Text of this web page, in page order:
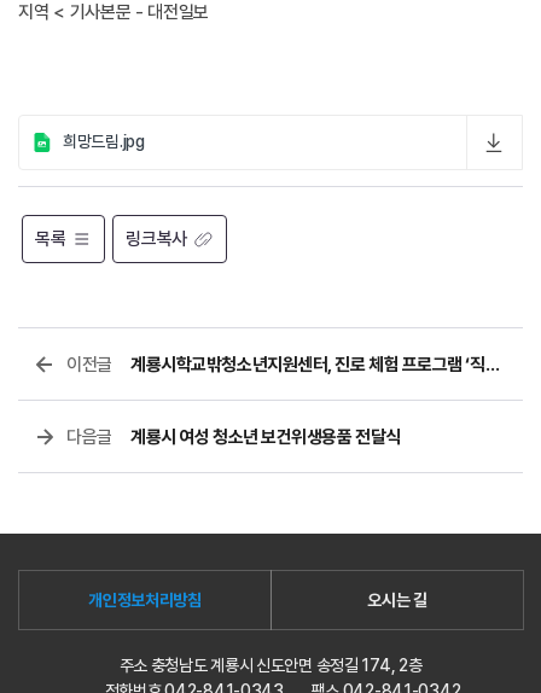
지역 < 기사본문 - 대전일보
희망드림.jpg
목록 링크복사
이전글 계룡시학교밖청소년지원센터, 진로 체험 프로그램 ‘직업 찾아 뚜드림’ 운영
다음글 계룡시 여성 청소년 보건위생용품 전달식
개인정보처리방침 오시는 길
주소 충청남도 계룡시 신도안면 송정길 174, 2층